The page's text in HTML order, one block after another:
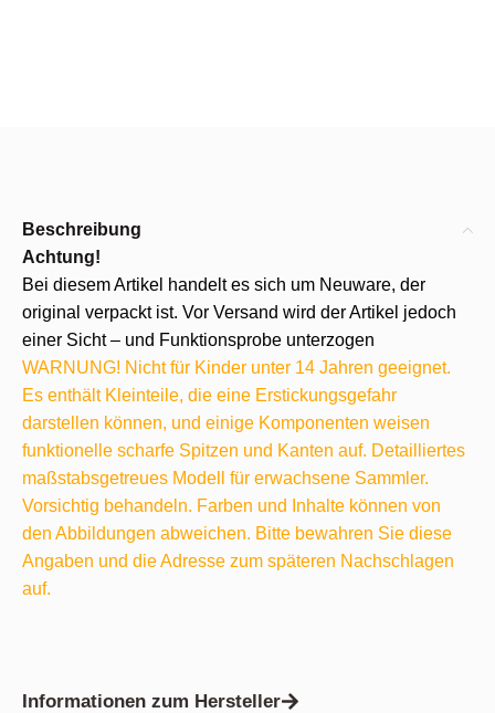
Beschreibung
Achtung!
Bei diesem Artikel handelt es sich um Neuware, der
original verpackt ist. Vor Versand wird der Artikel jedoch
einer Sicht – und Funktionsprobe unterzogen
WARNUNG! Nicht für Kinder unter 14 Jahren geeignet.
Es enthält Kleinteile, die eine Erstickungsgefahr
darstellen können, und einige Komponenten weisen
funktionelle scharfe Spitzen und Kanten auf. Detailliertes
maßstabsgetreues Modell für erwachsene Sammler.
Vorsichtig behandeln. Farben und Inhalte können von
den Abbildungen abweichen. Bitte bewahren Sie diese
Angaben und die Adresse zum späteren Nachschlagen
auf.
Informationen zum Hersteller